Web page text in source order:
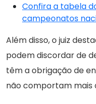
Confira a tabela
campeonatos
Além disso, o juiz
podem discordar de
têm a obrigação de
não comportam mais